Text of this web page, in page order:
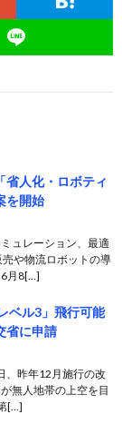
省人化・ロボティ
を開始
ュレーション、最適
や物流ロボットの導
6月8[…]
ベル3」飛行可能
省に申請
、昨年12月施行の改
無人地帯の上空を目
[…]